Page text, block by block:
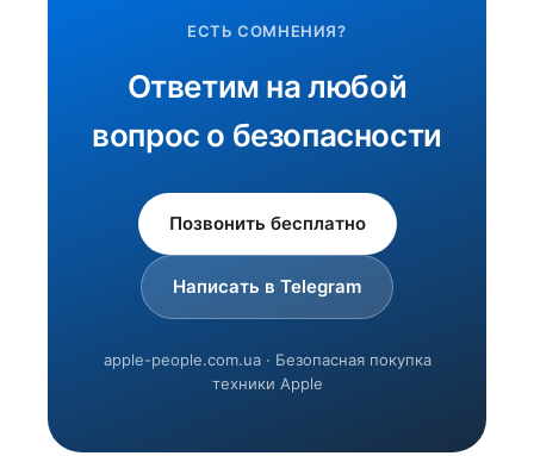
ЕСТЬ СОМНЕНИЯ?
Ответим на любой
вопрос о безопасности
Позвонить бесплатно
Написать в Telegram
apple-people.com.ua · Безопасная покупка
техники Apple